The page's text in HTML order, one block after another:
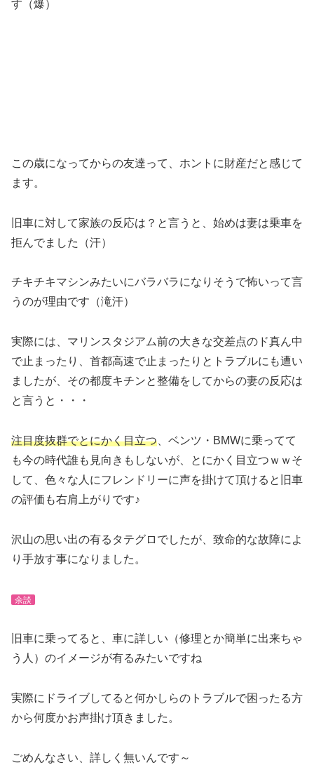
す（爆）
この歳になってからの友達って、ホントに財産だと感じて
ます。
旧車に対して家族の反応は？と言うと、始めは妻は乗車を
拒んでました（汗）
チキチキマシンみたいにバラバラになりそうで怖いって言
うのが理由です（滝汗）
実際には、マリンスタジアム前の大きな交差点のド真ん中
で止まったり、首都高速で止まったりとトラブルにも遭い
ましたが、その都度キチンと整備をしてからの妻の反応は
と言うと・・・
注目度抜群でとにかく目立つ 、ベンツ・BMWに乗ってて
も今の時代誰も見向きもしないが、とにかく目立つｗｗそ
して、色々な人にフレンドリーに声を掛けて頂けると旧車
の評価も右肩上がりです♪
沢山の思い出の有るタテグロでしたが、致命的な故障によ
り手放す事になりました。
余談
旧車に乗ってると、車に詳しい（修理とか簡単に出来ちゃ
う人）のイメージが有るみたいですね
実際にドライブしてると何かしらのトラブルで困ったる方
から何度かお声掛け頂きました。
ごめんなさい、詳しく無いんです～